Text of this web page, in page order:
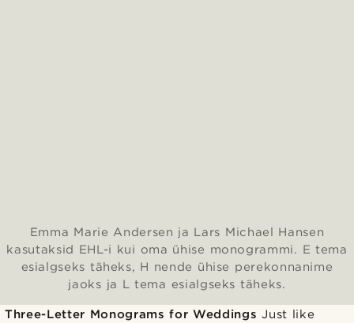
Emma Marie Andersen ja Lars Michael Hansen
kasutaksid EHL-i kui oma ühise monogrammi. E tema
esialgseks täheks, H nende ühise perekonnanime
jaoks ja L tema esialgseks täheks.
Three-Letter Monograms for Weddings Just like